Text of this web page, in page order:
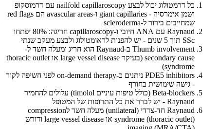
כל דרמטולוג יכול לבצע nailfold capillaroscopy עם דרמוסקופ
ושמן אימרסיה - giant capillaries ו-avascular areas הם red flags
שמחייבים בירור ל-scleroderma
Raynaud עם ANA חיובי ו-capillaroscopy חריגה: 80% יפתחו
SSc תוך 5 שנים - יש להפנות לראומטולוג ולבצע מעקב שנתי
Thumb involvement ב-Raynaud הוא חריג ומעלה חשד ל-
secondary cause (בעיקר large vessel disease או thoracic outlet
syndrome)
PDE5 inhibitors ניתנים כ-on-demand therapy לפני חשיפה לקור
- גישה שימושית בחורף
Beta-blockers (כולל טיפות עיניים timolol) עלולים להחמיר
Raynaud - יש לברר את כל התרופות של המטופל
Raynaud חד-צדדי (unilateral) מעלה חשד לcompression
syndrome (thoracic outlet) או large vessel disease ודורש